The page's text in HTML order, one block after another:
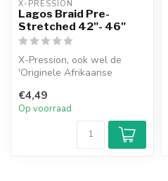
X-PRESSION
Lagos Braid Pre-
Stretched 42"- 46"
X-Pression, ook wel de
'Originele Afrikaanse
bekend om zi...
€4,49
Op voorraad